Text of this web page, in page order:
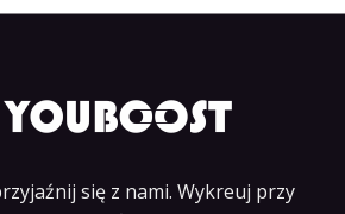
się z nami. Wykreuj przy